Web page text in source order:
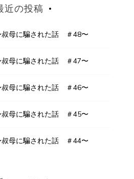
近の投稿
母に騙された話 ＃48〜
母に騙された話 ＃47〜
母に騙された話 ＃46〜
母に騙された話 ＃45〜
母に騙された話 ＃44〜